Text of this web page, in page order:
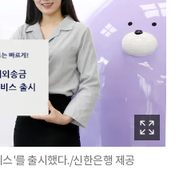
'를 출시했다./신한은행 제공